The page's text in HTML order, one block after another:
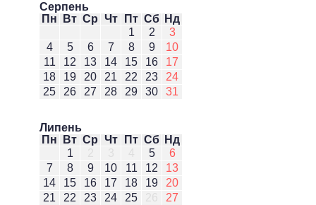
Серпень
Пн
Вт Ср Чт Пт Сб Нд
1
2
3
4
5 6 7 8 9
10
11
12 13 14 15 16
17
18
19 20 21 22 23
24
25
26 27 28 29 30 31
Липень
Пн
Вт Ср Чт Пт Сб Нд
1
5
6
7
8 9 10 11 12
13
14
15 16 17 18 19
20
21
22 23 24 25
27